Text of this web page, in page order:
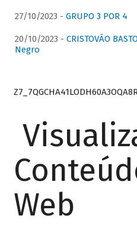
27/10/2023 - GRUPO 3 POR 4
20/10/2023 - CRISTOVÃO
Negro
Web